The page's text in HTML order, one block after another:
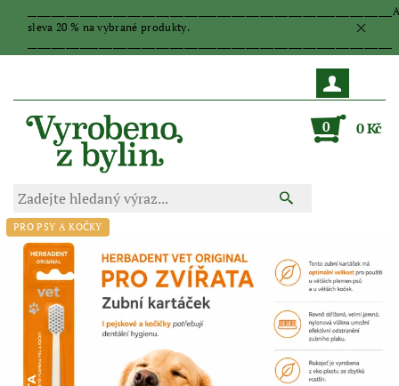
sleva 20 % na vybrané produkty.
0 0 Kč
PRO PSY A KOČKY